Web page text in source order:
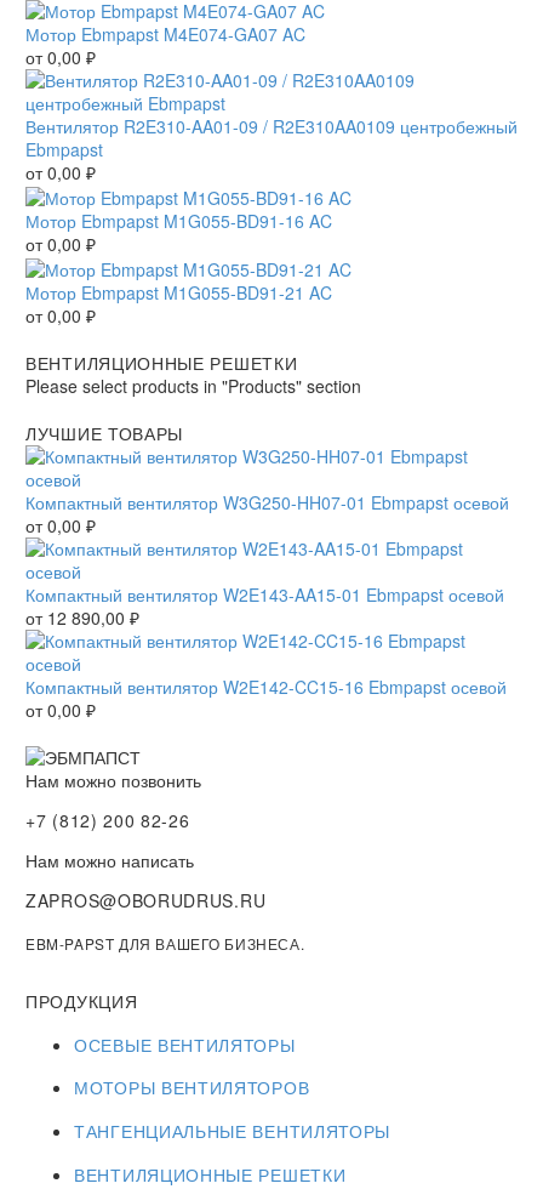
Мотор Ebmpapst M4E074-GA07 AC
от0,00 ₽
Вентилятор R2E310-AA01-09 / R2E310AA0109 центробежный
Ebmpapst
от0,00 ₽
Мотор Ebmpapst M1G055-BD91-16 AC
от0,00 ₽
Мотор Ebmpapst M1G055-BD91-21 AC
от0,00 ₽
ВЕНТИЛЯЦИОННЫЕ РЕШЕТКИ
Please select products in "Products" section
ЛУЧШИЕ ТОВАРЫ
Компактный вентилятор W3G250-HH07-01 Ebmpapst осевой
от0,00 ₽
Компактный вентилятор W2E143-AA15-01 Ebmpapst осевой
от 12 890,00 ₽
Компактный вентилятор W2E142-CC15-16 Ebmpapst осевой
от0,00 ₽
Нам можно позвонить
+7 (812) 200 82-26
Нам можно написать
ZAPROS@OBORUDRUS.RU
EBM-PAPST ДЛЯ ВАШЕГО БИЗНЕСА.
ПРОДУКЦИЯ
ОСЕВЫЕ ВЕНТИЛЯТОРЫ
МОТОРЫ ВЕНТИЛЯТОРОВ
ТАНГЕНЦИАЛЬНЫЕ ВЕНТИЛЯТОРЫ
ВЕНТИЛЯЦИОННЫЕ РЕШЕТКИ